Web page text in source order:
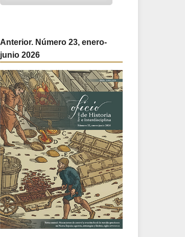
Anterior. Número 23, enero-
junio 2026